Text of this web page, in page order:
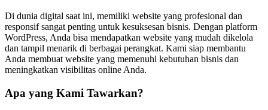
Di dunia digital saat ini, memiliki website yang profesional dan
responsif sangat penting untuk kesuksesan bisnis. Dengan platform
WordPress, Anda bisa mendapatkan website yang mudah dikelola
dan tampil menarik di berbagai perangkat. Kami siap membantu
Anda membuat website yang memenuhi kebutuhan bisnis dan
meningkatkan visibilitas online Anda.
Apa yang Kami Tawarkan?